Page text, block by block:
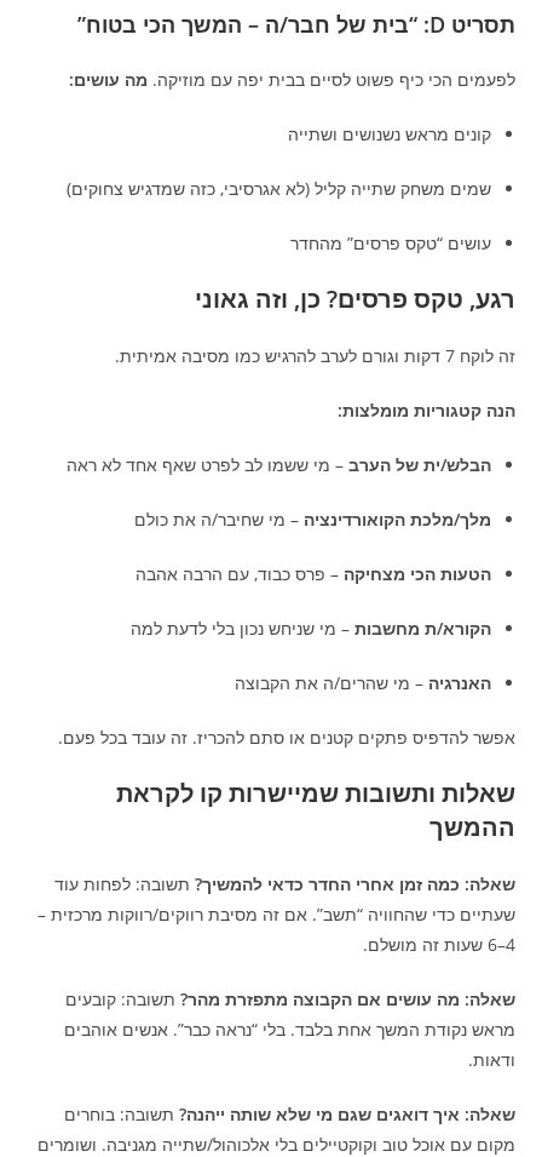
תסריט D: “בית של חבר/ה – המשך הכי בטוח”
לפעמים הכי כיף פשוט לסיים בבית יפה עם מוזיקה. מה עושים:
קונים מראש נשנושים ושתייה
שמים משחק שתייה קליל (לא אגרסיבי, כזה שמדגיש צחוקים)
עושים “טקס פרסים” מהחדר
רגע, טקס פרסים? כן, וזה גאוני
זה לוקח 7 דקות וגורם לערב להרגיש כמו מסיבה אמיתית.
הנה קטגוריות מומלצות:
הבלש/ית של הערב – מי ששמו לב לפרט שאף אחד לא ראה
מלך/מלכת הקואורדינציה – מי שחיבר/ה את כולם
הטעות הכי מצחיקה – פרס כבוד, עם הרבה אהבה
הקורא/ת מחשבות – מי שניחש נכון בלי לדעת למה
האנרגיה – מי שהרים/ה את הקבוצה
אפשר להדפיס פתקים קטנים או סתם להכריז. זה עובד בכל פעם.
שאלות ותשובות שמיישרות קו לקראת
ההמשך
שאלה: כמה זמן אחרי החדר כדאי להמשיך? תשובה: לפחות עוד
שעתיים כדי שהחוויה “תשב”. אם זה מסיבת רווקים/רווקות מרכזית –
4–6 שעות זה מושלם.
שאלה: מה עושים אם הקבוצה מתפזרת מהר? תשובה: קובעים
מראש נקודת המשך אחת בלבד. בלי “נראה כבר”. אנשים אוהבים
ודאות.
שאלה: איך דואגים שגם מי שלא שותה ייהנה? תשובה: בוחרים
מקום עם אוכל טוב וקוקטיילים בלי אלכוהול/שתייה מגניבה. ושומרים